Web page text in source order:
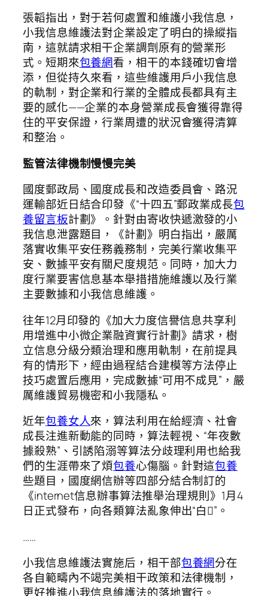
張韜指出，對于若何處置和維護小我信息，
小我信息維護法對企業設定了明白的操縱指
南，這就請求相干企業調劑原有的營業形
式。短期來包養網看，相干的本錢確切會增
添，但從持久來看，這些維護用戶小我信息
的軌制，對企業和行業的全體成長都具有主
要的感化——企業的本身營業成長會獲得靠得
住的平安保證，行業周遭的狀況會獲得清算
和整治。
監管法律機制慢慢完美
國度郵政局、國度成長和改造委員會、路況
運輸部近日結合印發《“十四五”郵政業成長包
養留言板計劃》。針對由寄收快遞激發的小
我信息泄露題目，《計劃》明白指出，嚴厲
落實收集平安任務義務制，完美行業收集平
安、數據平安有關尺度規范。同時，加大力
度行業要害信息基本舉措措施維護以及行業
主要數據和小我信息維護。
往年12月印發的《加大力度信譽信息共享利
用增進中小微企業融資實行計劃》請求，樹
立信息分級分類治理和應用軌制，在前提具
有的情形下，經由過程結合建模等方法停止
技巧處置后應用，完成數據“可用不成見”，嚴
厲維護貿易機密和小我隱私。
近年包養女人來，算法利用在給經濟、社會
成長注進新動能的同時，算法輕視、“年夜數
據殺熟”、引誘陷溺等算法分歧理利用也給我
們的生涯帶來了煩包養心傷腦。針對這包養
些題目，國度網信辦等四部分結合制訂的
《internet信息辦事算法推舉治理規則》1月4
日正式發布，向各類算法亂象伸出“白”。
……
小我信息維護法實施后，相干部包養網分在
各自範疇內不竭完美相干政策和法律機制，
更好推進小我信息維護法的落地實行。